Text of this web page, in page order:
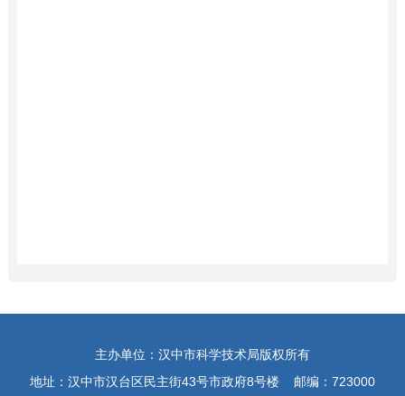
主办单位：汉中市科学技术局版权所有
地址：汉中市汉台区民主街43号市政府8号楼 邮编：723000